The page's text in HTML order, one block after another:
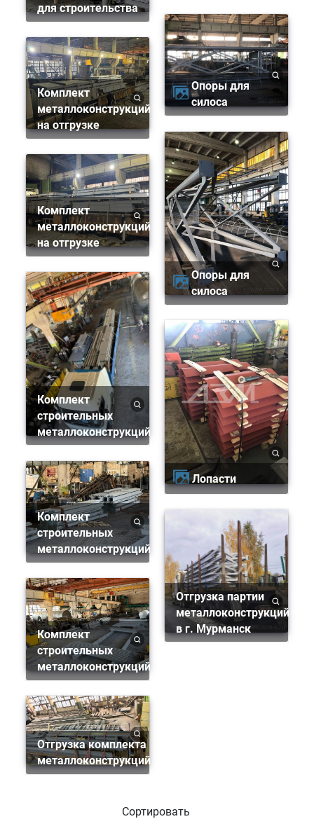
для строительства
Комплект
металлоконструкций
на отгрузке
Комплект
металлоконструкций
на отгрузке
Комплект
строительных
металлоконструкций
Комплект
строительных
металлоконструкций
Комплект
строительных
металлоконструкций
Отгрузка комплекта
металлоконструкций
Опоры для
силоса
Опоры для
силоса
Лопасти
Отгрузка партии
металлоконструкций
в г. Мурманск
Сортировать